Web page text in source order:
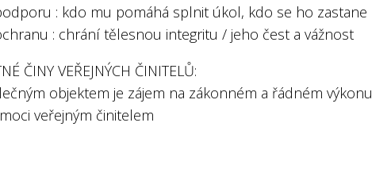
: kdo mu pomáhá splnit úkol, kdo se ho zastane
: chrání tělesnou integritu / jeho čest a vážnost
ČINY VEŘEJNÝCH ČINITELŮ:
objektem je zájem na zákonném a řádném výkonu
veřejným činitelem